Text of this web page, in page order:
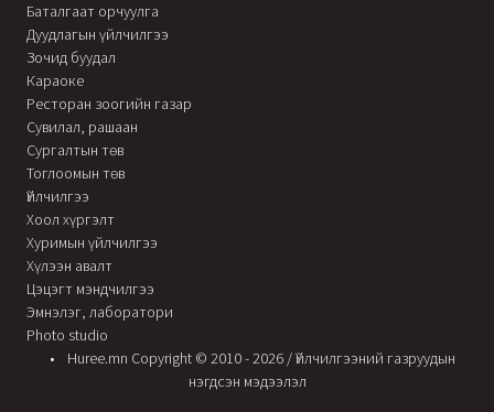
Баталгаат орчуулга
Дуудлагын үйлчилгээ
Зочид буудал
Караоке
Ресторан зоогийн газар
Сувилал, рашаан
Сургалтын төв
Тоглоомын төв
Үйлчилгээ
Хоол хүргэлт
Хуримын үйлчилгээ
Хүлээн авалт
Цэцэгт мэндчилгээ
Эмнэлэг, лаборатори
Photo studio
Huree.mn Copyright © 2010 - 2026 / Үйлчилгээний газруудын
нэгдсэн мэдээлэл